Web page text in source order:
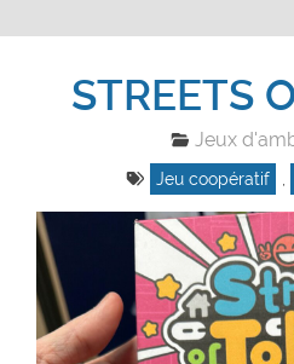
STREETS
Jeux
Jeu coopératif ,